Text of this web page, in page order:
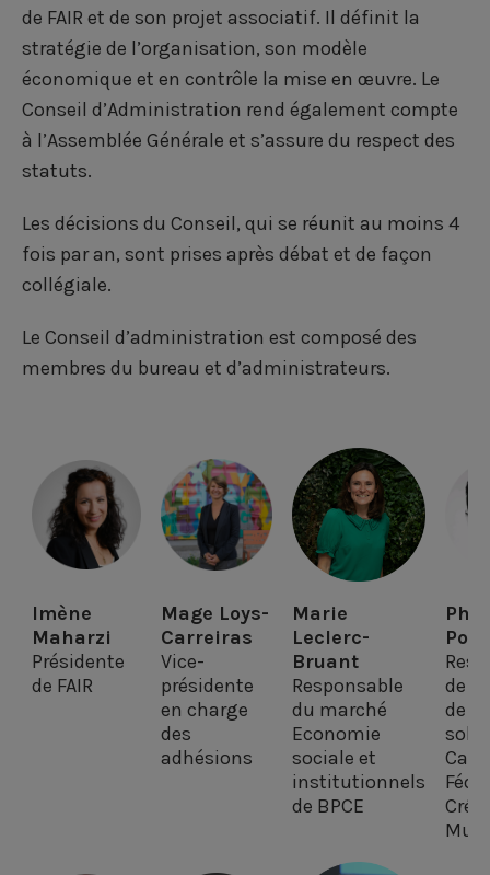
de FAIR et de son projet associatif. Il définit la
stratégie de l’organisation, son modèle
économique et en contrôle la mise en œuvre. Le
Conseil d’Administration rend également compte
à l’Assemblée Générale et s’assure du respect des
statuts.
Les décisions du Conseil, qui se réunit au moins 4
fois par an, sont prises après débat et de façon
collégiale.
Le Conseil d’administration est composé des
membres du bureau et d’administrateurs.
Imène
Maharzi
Présidente
de FAIR
Mage Loys-
Carreiras
Vice-
présidente
en charge
des
adhésions
Marie
Leclerc-
Bruant
Responsable
du marché
Economie
sociale et
institutionnels
de BPCE
de la
de